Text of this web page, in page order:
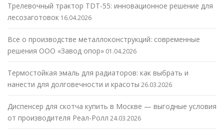
Трелевочный трактор TDT-55: инновационное решение для
лесозаготовок 16.04.2026
Все о производстве металлоконструкций: современные
решения ООО «Завод опор» 01.04.2026
Термостойкая эмаль для радиаторов: как выбрать и
нанести для долговечности и красоты 26.03.2026
Диспенсер для скотча купить в Москве — выгодные условия
от производителя Реал-Ролл 24.03.2026